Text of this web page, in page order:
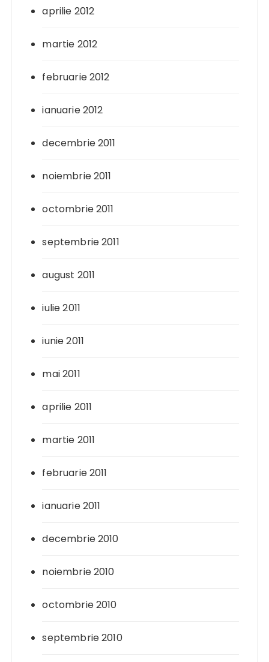
aprilie 2012
martie 2012
februarie 2012
ianuarie 2012
decembrie 2011
noiembrie 2011
octombrie 2011
septembrie 2011
august 2011
iulie 2011
iunie 2011
mai 2011
aprilie 2011
martie 2011
februarie 2011
ianuarie 2011
decembrie 2010
noiembrie 2010
octombrie 2010
septembrie 2010